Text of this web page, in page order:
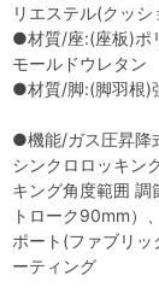
リエステル(クッ
●材質/座:(座板)ポ
モールドウレタン
●材質/脚:(脚羽根)
●機能/ガス圧昇降
シンクロロッキン
キング角度範囲 調
トローク90mm）
ポート(ファブリ
ーティング